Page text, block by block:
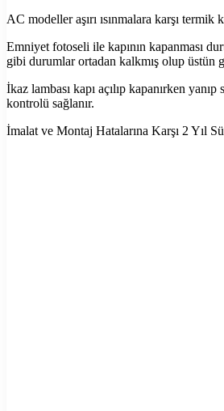
AC modeller aşırı ısınmalara karşı termik
Emniyet fotoseli ile kapının kapanması
gibi durumlar ortadan kalkmış olup üstün
İkaz lambası kapı açılıp kapanırken
kontrolü sağlanır.
İmalat ve Montaj Hatalarına Karşı 2 Yıl